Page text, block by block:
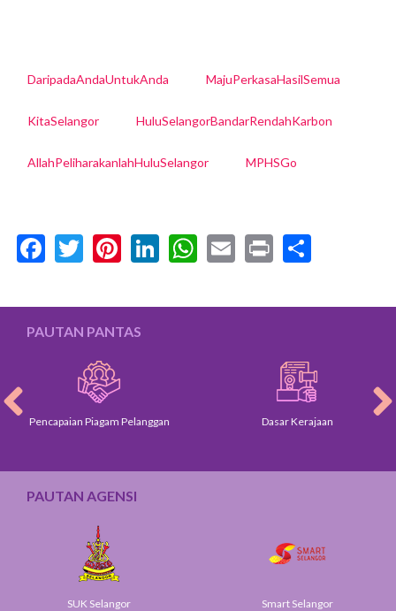
DaripadaAndaUntukAnda MajuPerkasaHasilSemua
KitaSelangor HuluSelangorBandarRendahKarbon
AllahPeliharakanlahHuluSelangor MPHSGo
Facebook
Twitter
Pinterest
LinkedIn
WhatsApp
Email
Print
PAUTAN PANTAS
Pencapaian Piagam Pelanggan Dasar Kerajaan
PAUTAN AGENSI
SUK Selangor Smart Selangor